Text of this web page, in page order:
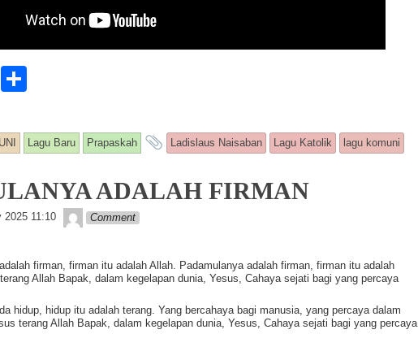
C
ar
e
Lagu Baru Prapaskah and tagged
Ladislaus Naisaban Lagu Katolik lagu komuni
ADALAH FIRMAN
2025 11:10 Lapopp music
Comment
firman, firman itu adalah Allah. Padamulanya adalah firman, firman itu adalah
Allah Bapak, dalam kegelapan dunia, Yesus, Cahaya sejati bagi yang percaya
hidup, hidup itu adalah terang. Yang bercahaya bagi manusia, yang percaya dalam
terang Allah Bapak, dalam kegelapan dunia, Yesus, Cahaya sejati bagi yang percaya